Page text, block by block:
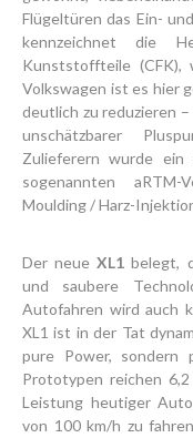
Flügeltüren das Ein-
kennzeichnet die
Kunststoffteile (CFK),
Volkswagen ist es hier
deutlich zu reduzieren
unschätzbarer
Zulieferern wurde ein
sogenannten aRTM-
Moulding / Harz-
Der neueXL1 belegt,
und saubere
Autofahren wird auch
XL1 ist in der Tat
pure Power, sondern
Prototypen reichen
Leistung heutiger
von 100 km/h zu